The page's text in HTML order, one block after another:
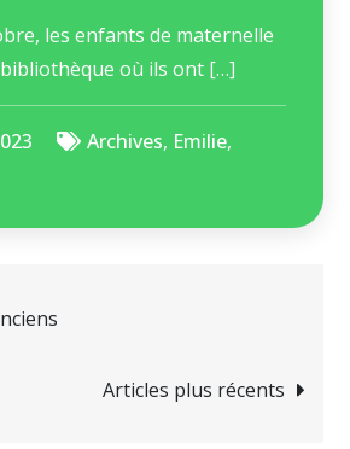
les enfants de maternelle
où ils ont […]
Archives, Emilie,
Articles plus récents